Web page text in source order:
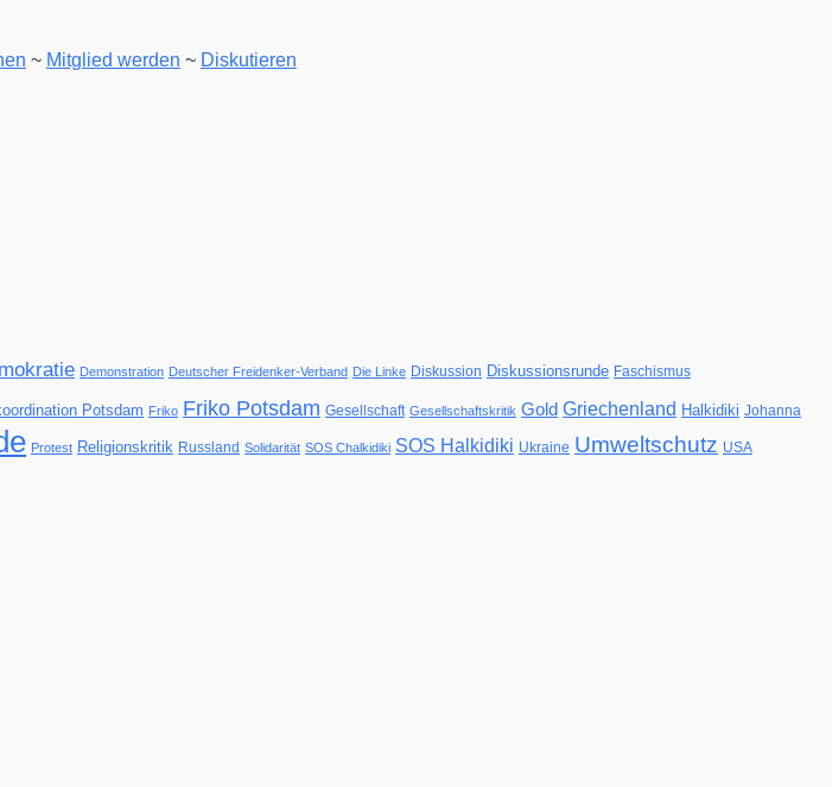
~ Mitglied werden ~ Diskutieren
Demonstration Deutscher Freidenker-Verband Die Linke Diskussion Diskussionsrunde Faschismus
Potsdam Friko Friko Potsdam Gesellschaft Gesellschaftskritik Gold Griechenland Halkidiki Johanna
Protest Religionskritik Russland Solidarität SOS Chalkidiki SOS Halkidiki Ukraine Umweltschutz USA